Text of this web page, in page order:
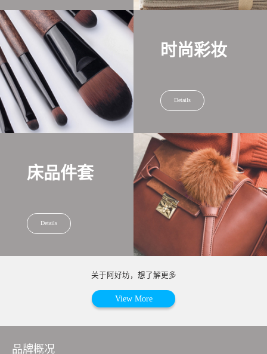
时尚彩妆
Details
床品件套
Details
关于阿好坊，想了解更多
View More
品牌概况